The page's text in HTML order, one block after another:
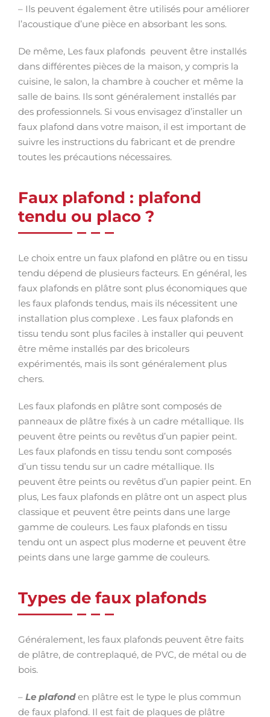
– Ils peuvent également être utilisés pour améliorer
l’acoustique d’une pièce en absorbant les sons.
De même, Les faux plafonds peuvent être installés
dans différentes pièces de la maison, y compris la
cuisine, le salon, la chambre à coucher et même la
salle de bains. Ils sont généralement installés par
des professionnels. Si vous envisagez d’installer un
faux plafond dans votre maison, il est important de
suivre les instructions du fabricant et de prendre
toutes les précautions nécessaires.
Faux plafond : plafond
tendu ou placo ?
Le choix entre un faux plafond en plâtre ou en tissu
tendu dépend de plusieurs facteurs. En général, les
faux plafonds en plâtre sont plus économiques que
les faux plafonds tendus, mais ils nécessitent une
installation plus complexe . Les faux plafonds en
tissu tendu sont plus faciles à installer qui peuvent
être même installés par des bricoleurs
expérimentés, mais ils sont généralement plus
chers.
Les faux plafonds en plâtre sont composés de
panneaux de plâtre fixés à un cadre métallique. Ils
peuvent être peints ou revêtus d’un papier peint.
Les faux plafonds en tissu tendu sont composés
d’un tissu tendu sur un cadre métallique. Ils
peuvent être peints ou revêtus d’un papier peint. En
plus, Les faux plafonds en plâtre ont un aspect plus
classique et peuvent être peints dans une large
gamme de couleurs. Les faux plafonds en tissu
tendu ont un aspect plus moderne et peuvent être
peints dans une large gamme de couleurs.
Types de faux plafonds
Généralement, les faux plafonds peuvent être faits
de plâtre, de contreplaqué, de PVC, de métal ou de
bois.
– Le plafonden plâtre est le type le plus commun
de faux plafond. Il est fait de plaques de plâtre